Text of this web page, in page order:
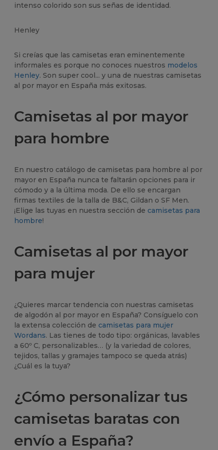
intenso colorido son sus señas de identidad.
Henley
Si creías que las camisetas eran eminentemente
informales es porque no conoces nuestros modelos
Henley. Son super cool... y una de nuestras camisetas
al por mayor en España más exitosas.
Camisetas al por mayor
para hombre
En nuestro catálogo de camisetas para hombre al por
mayor en España nunca te faltarán opciones para ir
cómodo y a la última moda. De ello se encargan
firmas textiles de la talla de B&C, Gildan o SF Men.
¡Elige las tuyas en nuestra sección de camisetas para
hombre!
Camisetas al por mayor
para mujer
¿Quieres marcar tendencia con nuestras camisetas
de algodón al por mayor en España? Consíguelo con
la extensa colección de camisetas para mujer
Wordans. Las tienes de todo tipo: orgánicas, lavables
a 60º C, personalizables… (y la variedad de colores,
tejidos, tallas y gramajes tampoco se queda atrás)
¿Cuál es la tuya?
¿Cómo personalizar tus
camisetas baratas con
envío a España?